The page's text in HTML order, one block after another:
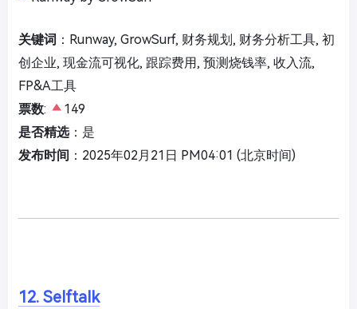
关键词 ：Runway, GrowSurf, 财务规划, 财务分析工具, 初
创企业, 现金流可视化, 跟踪费用, 预测烧钱率, 收入流,
FP&A工具
票数:
149
是否精选：是
发布时间 ：2025年02月21日 PM04:01 (北京时间)
12. Selftalk